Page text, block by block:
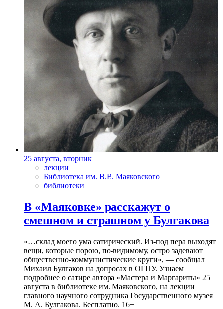
25 августа, вторник
лекции
Библиотека им. В.В. Маяковского
библиотеки
В «Маяковке» расскажут о
смешном и страшном у Булгакова
»…склад моего ума сатирический. Из-под пера выходят
вещи, которые порою, по-видимому, остро задевают
общественно-коммунистические круги», — сообщал
Михаил Булгаков на допросах в ОГПУ. Узнаем
подробнее о сатире автора «Мастера и Маргариты» 25
августа в библиотеке им. Маяковского, на лекции
главного научного сотрудника Государственного музея
М. А. Булгакова. Бесплатно. 16+